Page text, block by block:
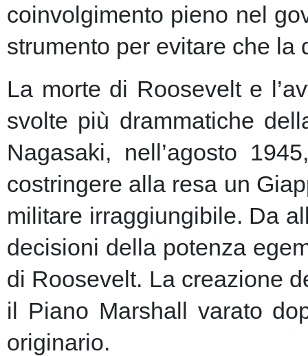
coinvolgimento pieno nel
strumento per evitare che
La morte di Roosevelt e
svolte più drammatiche
Nagasaki, nell’agosto
costringere alla resa un
militare irraggiungibile. Da
decisioni della potenza
di Roosevelt. La creazione
il Piano Marshall varato
originario.